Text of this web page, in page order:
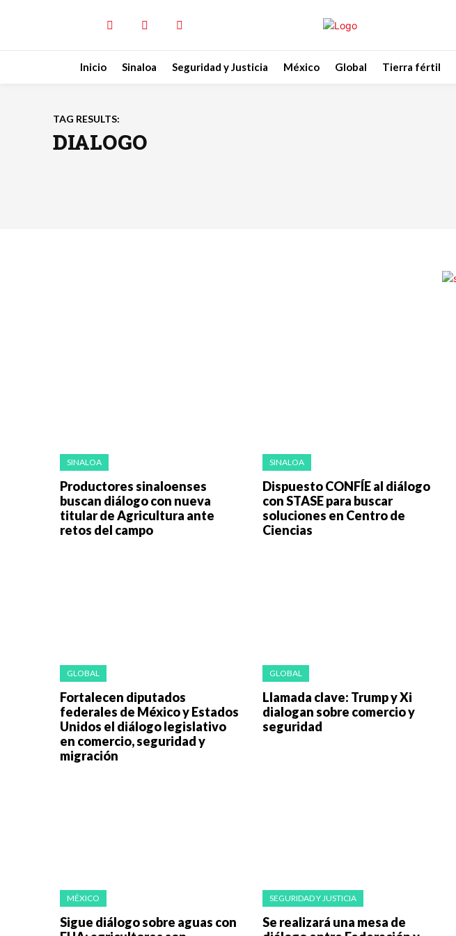
Inicio Sinaloa Seguridad y Justicia México Global Tierra fértil
TAG RESULTS:
DIALOGO
SINALOA
Productores sinaloenses
buscan diálogo con nueva
titular de Agricultura ante
retos del campo
SINALOA
Dispuesto CONFÍE al diálogo
con STASE para buscar
soluciones en Centro de
Ciencias
GLOBAL
Fortalecen diputados
federales de México y Estados
Unidos el diálogo legislativo
en comercio, seguridad y
migración
GLOBAL
Llamada clave: Trump y Xi
dialogan sobre comercio y
seguridad
MÉXICO
Sigue diálogo sobre aguas con
SEGURIDAD Y JUSTICIA
Se realizará una mesa de